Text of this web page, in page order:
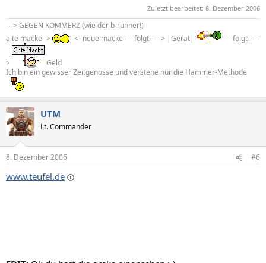
Zuletzt bearbeitet: 8. Dezember 2006
---> GEGEN KOMMERZ (wie der b-runner!)
alte macke ->
<- neue macke ----folgt-----> |Gerät| ----folgt-----
>
Geld
Ich bin ein gewisser Zeitgenosse und verstehe nur die Hammer-Methode
UTM
Lt. Commander
8. Dezember 2006 #6
www.teufel.de